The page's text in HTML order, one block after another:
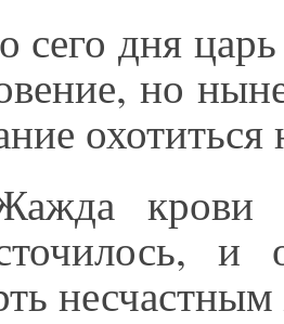
сего дня
но
охотиться
крови
и